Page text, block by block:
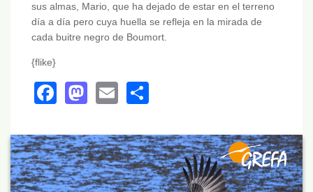
sus almas, Mario, que ha dejado de estar en el terreno
día a día pero cuya huella se refleja en la mirada de
cada buitre negro de Boumort.
{flike}
Facebook
Mastodon
Email